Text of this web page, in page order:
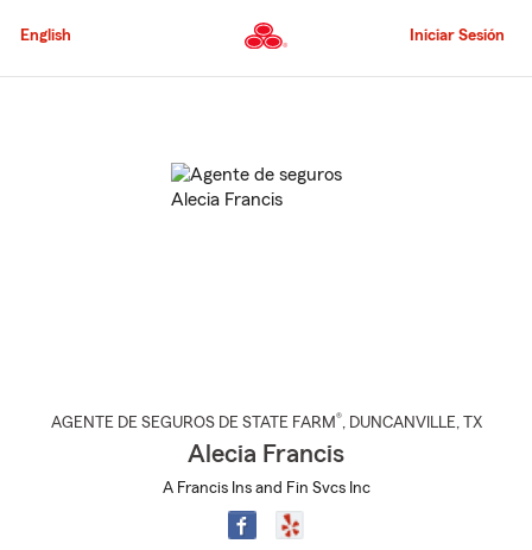
al
principal
English Iniciar Sesión
AGENTE DE SEGUROS DE STATE FARM®, DUNCANVILLE, TX
Alecia Francis
A Francis Ins and Fin Svcs Inc